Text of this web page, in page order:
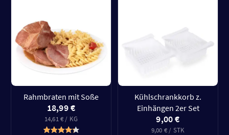
Rahmbraten mit Soße
18,99 €
14,61 € / KG
Kühlschrankkorb z.
Einhängen 2er Set
9,00 €
9,00 € / STK